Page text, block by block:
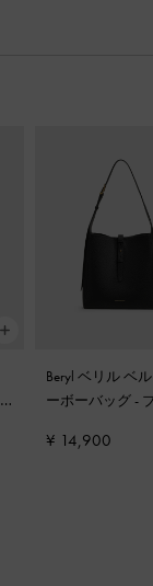
Beryl ベリル ベ
ーボーバッグ-
¥ 14,900